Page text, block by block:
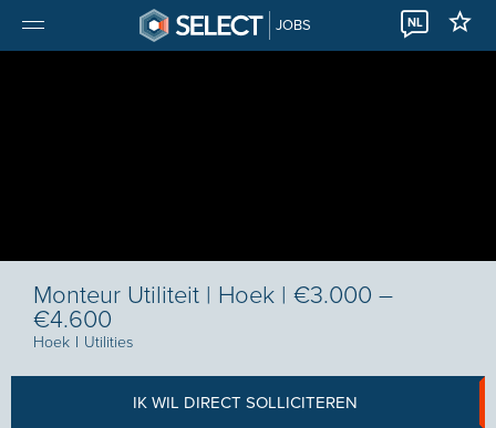
JOBS NL
Monteur Utiliteit | Hoek | €3.000 –
€4.600
Hoek I Utilities
IK WIL DIRECT SOLLICITEREN